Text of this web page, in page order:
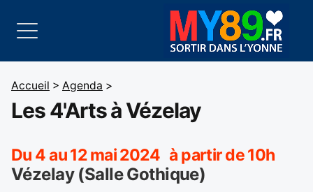
Accueil > Agenda >
Les 4'Arts à Vézelay
Du 4 au 12 mai 2024 à partir de 10h
Vézelay (Salle Gothique)